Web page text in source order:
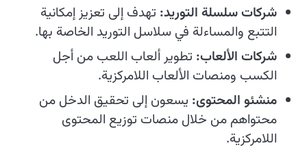
شركات سلسلة التوريد: تهدف إلى تعزيز إمكانية
التتبع والمساءلة في سلاسل التوريد الخاصة بها.
شركات الألعاب: تطوير ألعاب اللعب من أجل
الكسب ومنصات الألعاب اللامركزية.
منشئو المحتوى: يسعون إلى تحقيق الدخل من
محتواهم من خلال منصات توزيع المحتوى
اللامركزية.